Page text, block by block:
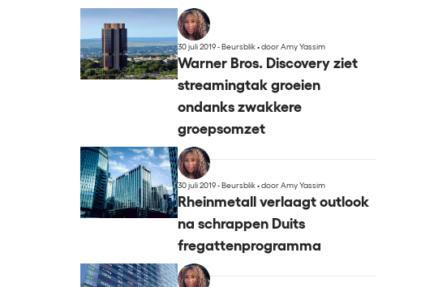
30 juli 2019 - Beursblik•door Amy Yassim
Warner Bros. Discovery ziet
streamingtak groeien
ondanks zwakkere
groepsomzet
30 juli 2019 - Beursblik•door Amy Yassim
Rheinmetall verlaagt outlook
na schrappen Duits
fregattenprogramma